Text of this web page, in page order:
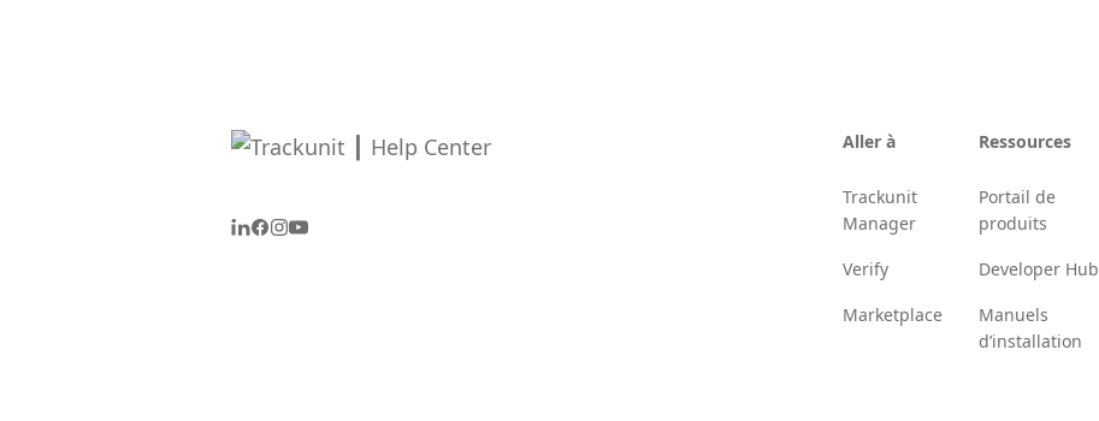
Aller à
Trackunit
Manager
Verify
Marketplace
Ressources
Portail de
produits
Developer Hub
Manuels
d’installation